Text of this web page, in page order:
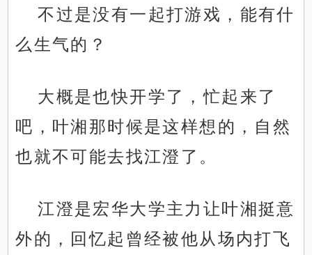
不过是没有一起打游戏，能有什
么生气的？
大概是也快开学了，忙起来了
吧，叶湘那时候是这样想的，自然
也就不可能去找江澄了。
江澄是宏华大学主力让叶湘挺意
外的，回忆起曾经被他从场内打飞